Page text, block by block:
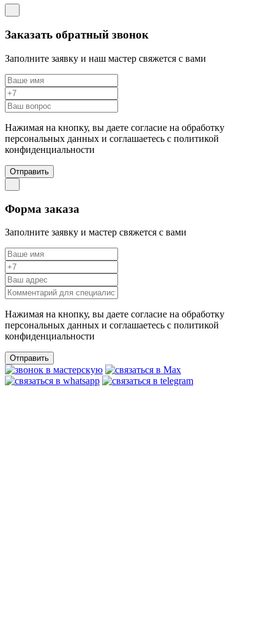
Заказать обратный звонок
Заполните заявку и наш мастер свяжется с вами
Нажимая на кнопку, вы даете согласие на обработку
персональных данных и соглашаетесь c политикой
конфиденциальности
Отправить
Форма заказа
Заполните заявку и мастер свяжется с вами
Нажимая на кнопку, вы даете согласие на обработку
персональных данных и соглашаетесь c политикой
конфиденциальности
Отправить